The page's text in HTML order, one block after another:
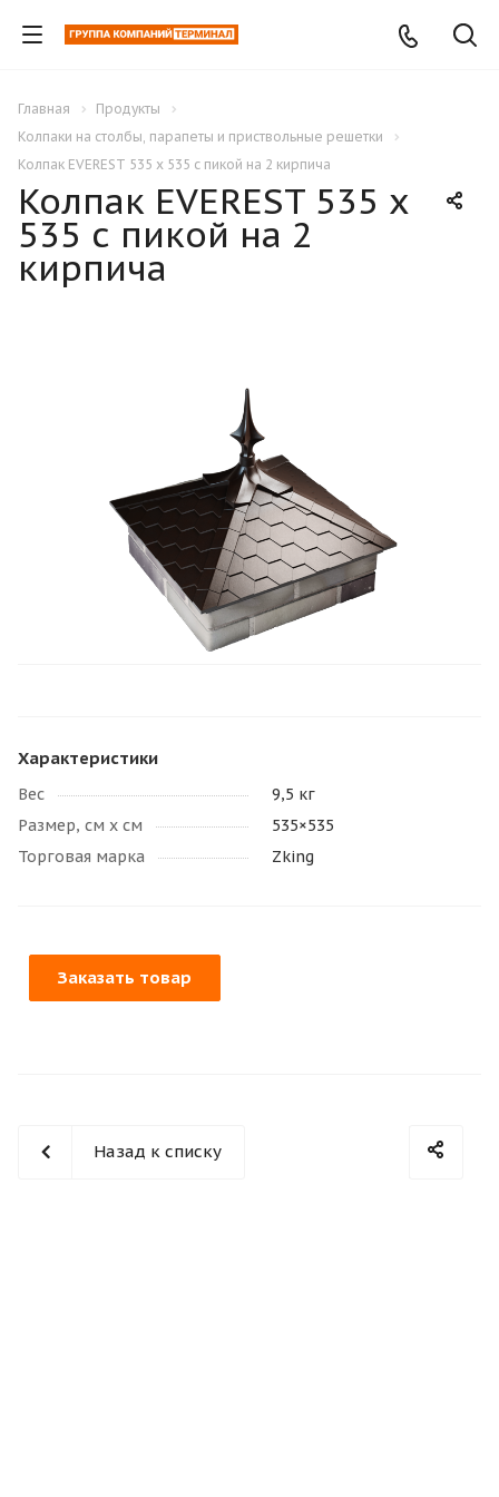
Главная
Продукты
Колпаки на столбы, парапеты и приствольные решетки
Колпак EVEREST 535 x 535 с пикой на 2 кирпича
Колпак EVEREST 535 x
535 с пикой на 2
кирпича
Характеристики
Вес
9,5 кг
Размер, см х см
535×535
Торговая марка
Zking
Заказать товар
Назад к списку